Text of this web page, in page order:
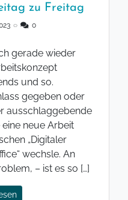
zu Freitag
◌ 0
gerade wieder
und so.
gegeben oder
ausschlaggebende
neue Arbeit
„Digitaler
wechsle. An
– ist es so […]